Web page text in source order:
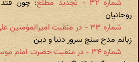
شماره ۳۲ - تجدید مطلع
: چون
روحانیان
شماره ۳۳ - در منقبت امیرالمؤمنین علی ابن ابی طالب (ع)‏
زبانم مدح سنج سرور دنیا و دین
شماره ۳۴ - در منقبت حضرت امام موسی کاظم (ع)‏